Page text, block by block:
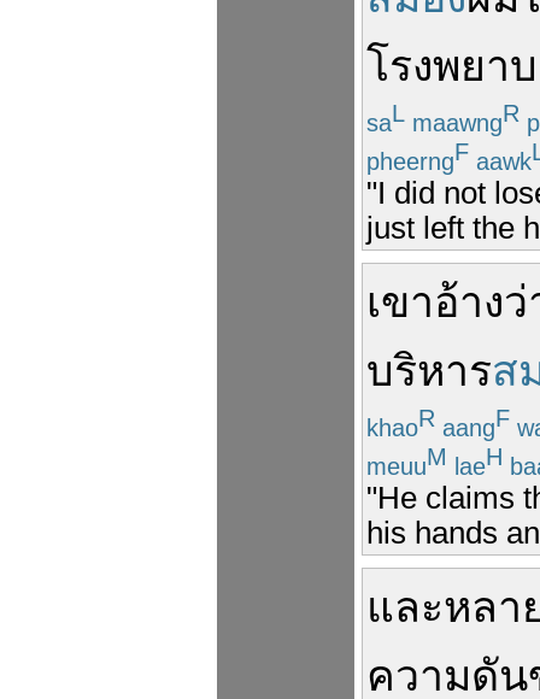
โรงพยา
saL maawngR
pheerngF aawk
"I did not
just left the
เขาอ้างว่
บริหารส
khaoR aangF
meuuM laeH
"He claims
his hands
และหลา
ความดัน